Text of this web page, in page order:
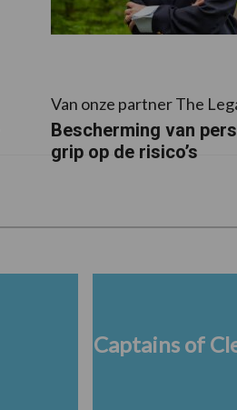
Van onze partner The
Bescherming van
grip op de risico’s
Captains of